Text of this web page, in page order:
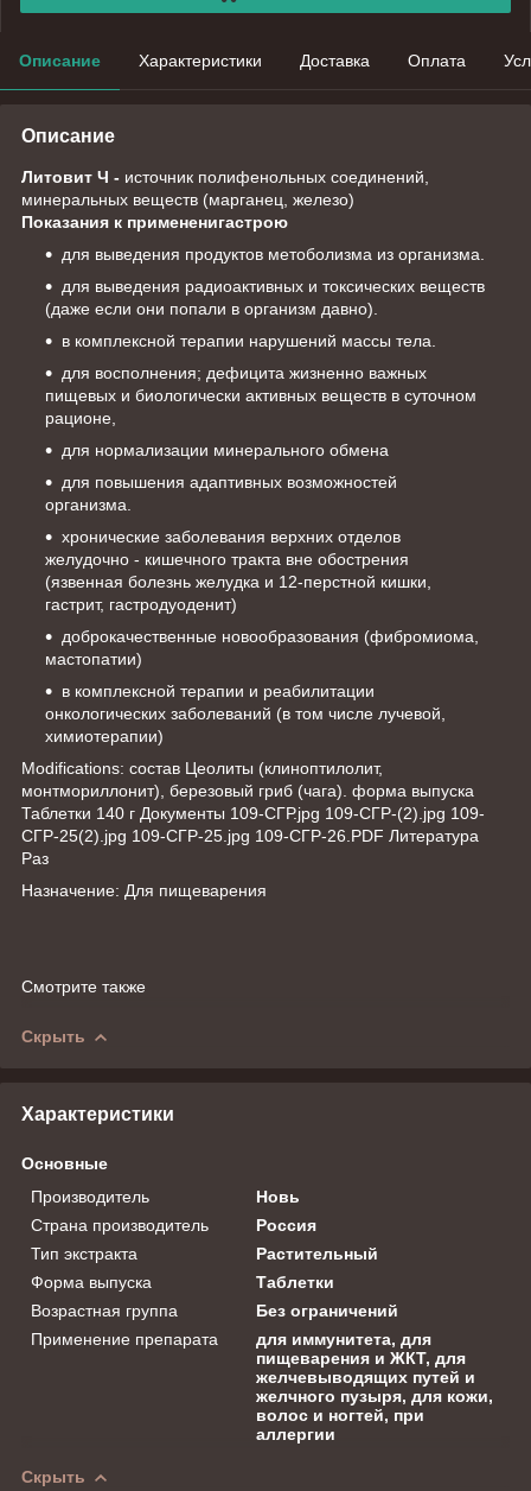
Описание Характеристики Доставка Оплата
Описание
Литовит Ч - источник полифенольных соединений,
минеральных веществ (марганец, железо)
Показания к примененигастрою
для выведения продуктов метоболизма из организма.
для выведения радиоактивных и токсических веществ
(даже если они попали в организм давно).
в комплексной терапии нарушений массы тела.
для восполнения; дефицита жизненно важных
пищевых и биологически активных веществ в суточном
рационе,
для нормализации минерального обмена
для повышения адаптивных возможностей
организма.
хронические заболевания верхних отделов
желудочно - кишечного тракта вне обострения
(язвенная болезнь желудка и 12-перстной кишки,
гастрит, гастродуоденит)
доброкачественные новообразования (фибромиома,
мастопатии)
в комплексной терапии и реабилитации
онкологических заболеваний (в том числе лучевой,
химиотерапии)
Modifications: состав Цеолиты (клиноптилолит,
монтмориллонит), березовый гриб (чага). форма выпуска
Таблетки 140 г Документы 109-СГР.jpg 109-СГР-(2).jpg 109-
СГР-25(2).jpg 109-СГР-25.jpg 109-СГР-26.PDF Литература
Раз
Назначение: Для пищеварения
Смотрите также
Скрыть
Характеристики
Основные
Производитель
Новь
Страна производитель
Россия
Тип экстракта
Растительный
Форма выпуска
Таблетки
Возрастная группа
Без ограничений
Применение препарата
для иммунитета, для
пищеварения и ЖКТ, для
желчевыводящих путей и
желчного пузыря, для кожи,
волос и ногтей, при
аллергии
Скрыть